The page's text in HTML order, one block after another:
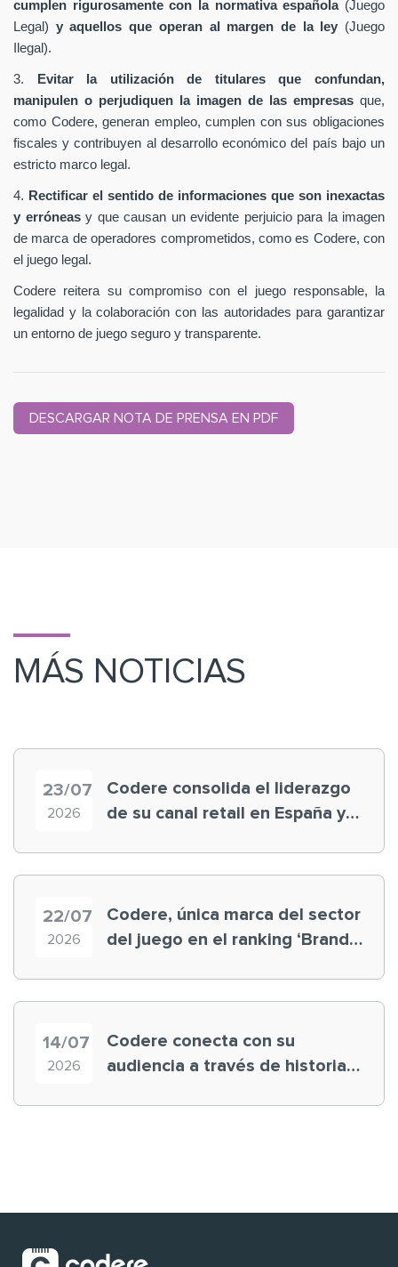
cumplen rigurosamente con la normativa española(Juego
Legal) y aquellos que operan al margen de la ley (Juego
Ilegal).
3.
Evitar la utilización de titulares que confundan,
manipulen o perjudiquen la imagen de las empresas que,
como Codere, generan empleo, cumplen con sus obligaciones
fiscales y contribuyen al desarrollo económico del país bajo un
estricto marco legal.
4. Rectificar el sentido de informaciones que son inexactas
y erróneasy que causan un evidente perjuicio para la imagen
de marca de operadores comprometidos, como es Codere, con
el juego legal.
Codere reitera su compromiso con el juego responsable, la
legalidad y la colaboración con las autoridades para garantizar
un entorno de juego seguro y transparente.
DESCARGAR NOTA DE PRENSA EN PDF
MÁS NOTICIAS
23/07
2026
Codere consolida el liderazgo
de su canal retail en España y
22/07
2026
Codere, única marca del sector
del juego en el ranking ‘Brand
14/07
2026
Codere conecta con su
audiencia a través de historias